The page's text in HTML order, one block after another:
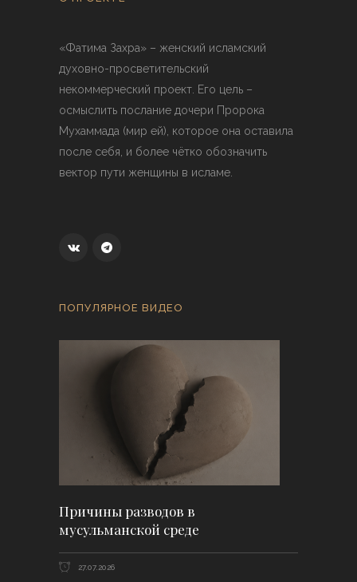
«Фатима Захра» – женский исламский
духовно-просветительский
некоммерческий проект. Его цель –
осмыслить послание дочери Пророка
Мухаммада (мир ей), которое она оставила
после себя, и более чётко обозначить
вектор пути женщины в исламе.
ПОПУЛЯРНОЕ ВИДЕО
Причины разводов в
мусульманской среде
27.07.2026